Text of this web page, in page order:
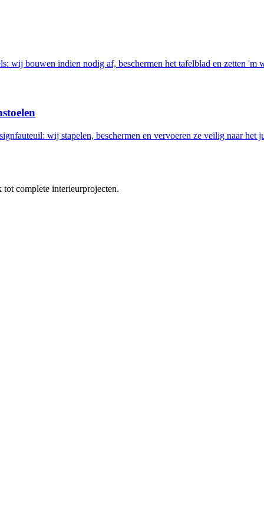
wij bouwen indien nodig af, beschermen het tafelblad en zetten 'm
wij stapelen, beschermen en vervoeren ze veilig naar het
complete interieurprojecten.